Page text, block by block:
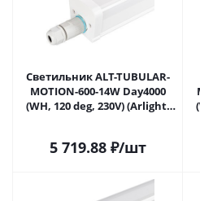
Светильник ALT-TUBULAR-
MOTION-600-14W Day4000
(WH, 120 deg, 230V) (Arlight,
5 719.88₽/шт